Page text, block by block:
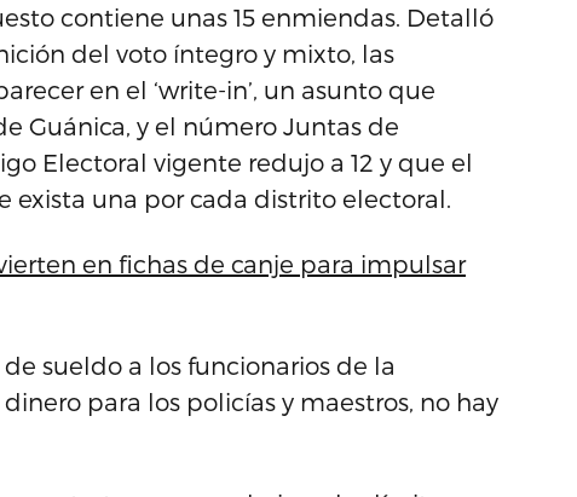
contiene unas 15 enmiendas. Detalló
del voto íntegro y mixto, las
en el ‘write-in’, un asunto que
Guánica, y el número Juntas de
Electoral vigente redujo a 12 y que el
exista una por cada distrito electoral.
en fichas de canje para impulsar
sueldo a los funcionarios de la
para los policías y maestros, no hay